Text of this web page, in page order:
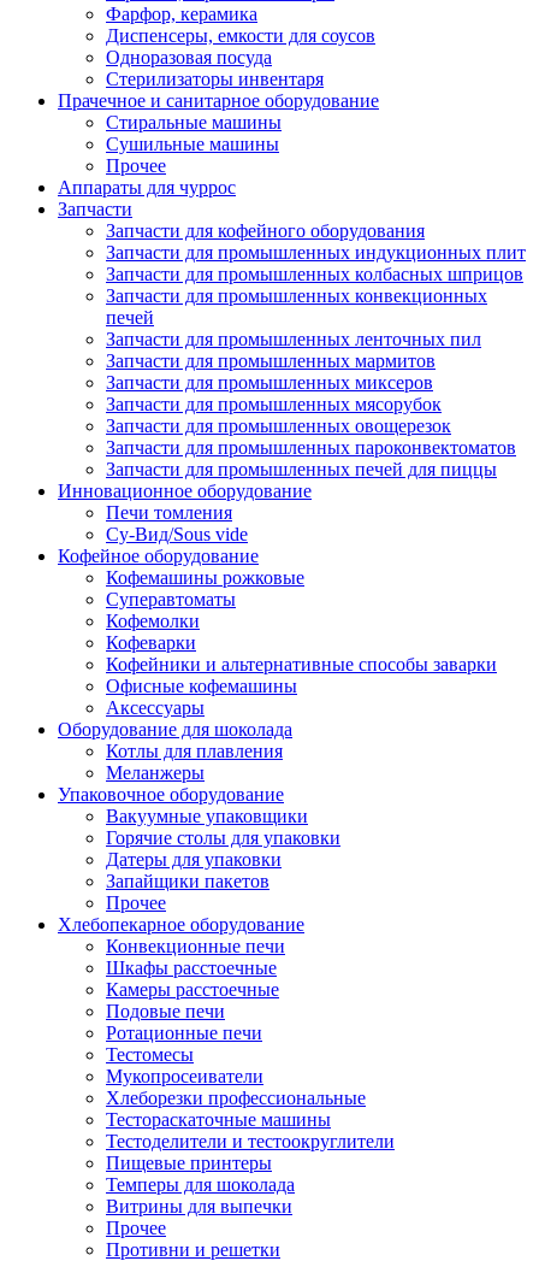
Фарфор, керамика
Диспенсеры, емкости для соусов
Одноразовая посуда
Стерилизаторы инвентаря
Прачечное и санитарное оборудование
Стиральные машины
Сушильные машины
Прочее
Аппараты для чуррос
Запчасти
Запчасти для кофейного оборудования
Запчасти для промышленных индукционных плит
Запчасти для промышленных колбасных шприцов
Запчасти для промышленных конвекционных
печей
Запчасти для промышленных ленточных пил
Запчасти для промышленных мармитов
Запчасти для промышленных миксеров
Запчасти для промышленных мясорубок
Запчасти для промышленных овощерезок
Запчасти для промышленных пароконвектоматов
Запчасти для промышленных печей для пиццы
Инновационное оборудование
Печи томления
Су-Вид/Sous vide
Кофейное оборудование
Кофемашины рожковые
Суперавтоматы
Кофемолки
Кофеварки
Кофейники и альтернативные способы заварки
Офисные кофемашины
Аксессуары
Оборудование для шоколада
Котлы для плавления
Меланжеры
Упаковочное оборудование
Вакуумные упаковщики
Горячие столы для упаковки
Датеры для упаковки
Запайщики пакетов
Прочее
Хлебопекарное оборудование
Конвекционные печи
Шкафы расстоечные
Камеры расстоечные
Подовые печи
Ротационные печи
Тестомесы
Мукопросеиватели
Хлеборезки профессиональные
Тестораскаточные машины
Тестоделители и тестоокруглители
Пищевые принтеры
Темперы для шоколада
Витрины для выпечки
Прочее
Противни и решетки